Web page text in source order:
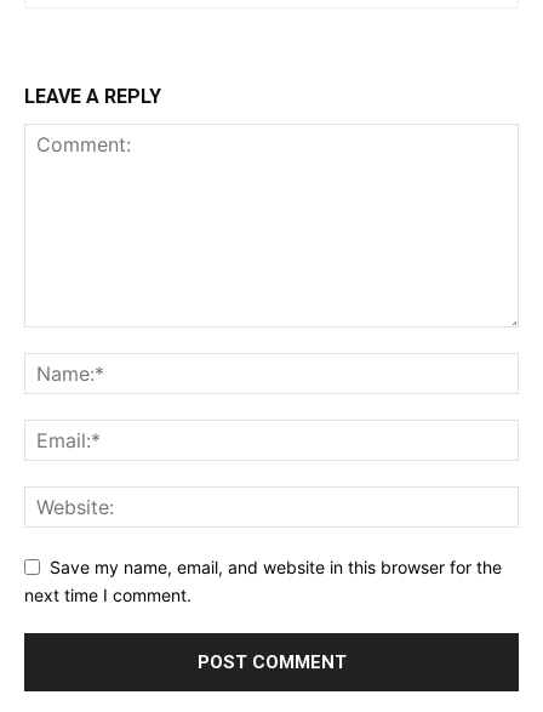
LEAVE A REPLY
Save my name, email, and website in this browser for the
next time I comment.